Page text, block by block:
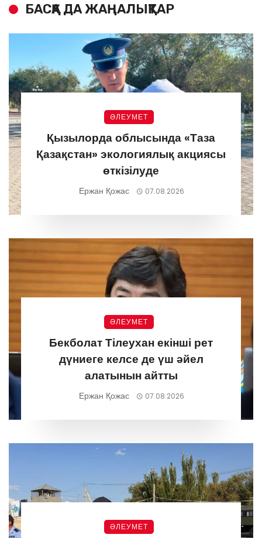
БАСҚА ДА ЖАҢАЛЫҚТАР
ӘЛЕУМЕТ
Қызылорда облысында «Таза
Қазақстан» экологиялық акциясы
өткізілуде
Ержан Қожас 07.08.2026
ӘЛЕУМЕТ
Бекболат Тілеухан екінші рет
дүниеге келсе де үш әйел
алатынын айтты
Ержан Қожас 07.08.2026
ӘЛЕУМЕТ